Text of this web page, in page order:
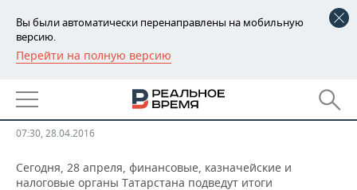
Вы были автоматически перенаправлены на мобильную
версию.
Перейти на полную версию
РЕГИОНЫ
БАШКОРТОСТАН
ТАТАРСТАН
УДМУРТИЯ
НОВОСТИ
АНАЛИТИКА
НОВОСТИ АНАЛИТИКИ
ЭКОНОМИКА
бюджета за I квартал 2016 года
07:30, 28.04.2016
Сегодня, 28 апреля, финансовые, казначейские и
налоговые органы Татарстана подведут итоги